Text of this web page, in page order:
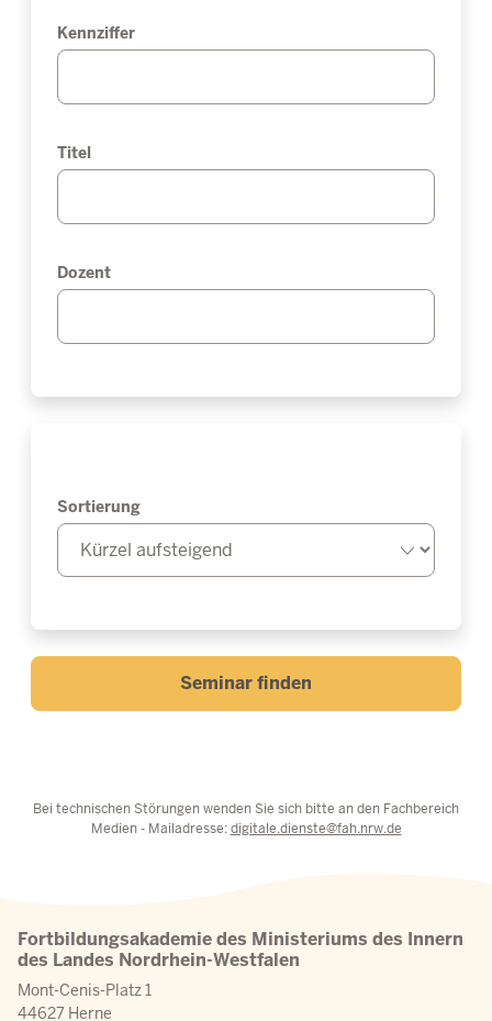
Kennziffer
Titel
Dozent
Sortierung
Seminar finden
Bei technischen Störungen wenden Sie sich bitte an den Fachbereich
Medien - Mailadresse:digitale.dienste@fah.nrw.de
Fortbildungsakademie des Ministeriums des Innern
des Landes Nordrhein-Westfalen
Mont-Cenis-Platz 1
44627 Herne